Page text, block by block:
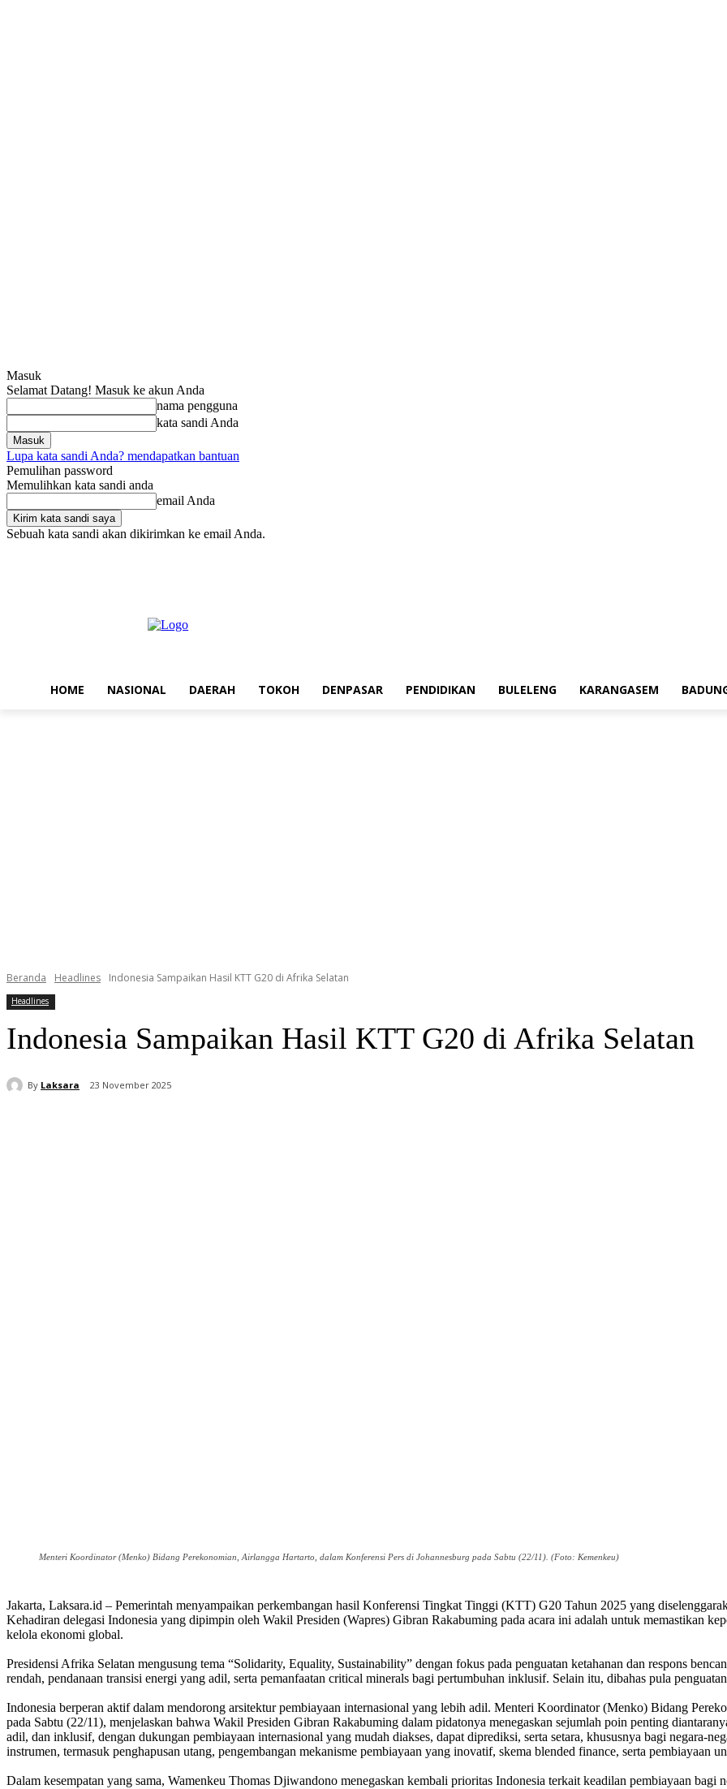
Masuk
Selamat Datang! Masuk ke akun Anda
nama pengguna
kata sandi Anda
Lupa kata sandi Anda? mendapatkan bantuan
Pemulihan password
Memulihkan kata sandi anda
email Anda
Sebuah kata sandi akan dikirimkan ke email Anda.
HOME NASIONAL DAERAH TOKOH DENPASAR PENDIDIKAN BULELENG KARANGASEM
Beranda Headlines Indonesia Sampaikan Hasil KTT G20 di Afrika Selatan
Headlines
Indonesia Sampaikan Hasil KTT G20 di Afrika Selatan
By Laksara 23 November 2025
Menteri Koordinator (Menko) Bidang Perekonomian, Airlangga Hartarto, dalam Konferensi Pers di Johannesburg pada Sabtu (22/11). (Foto: Kemenkeu)
Jakarta, Laksara.id – Pemerintah menyampaikan perkembangan hasil Konferensi Tingkat Tinggi (KTT) G20 Tahun 2025 yang
Kehadiran delegasi Indonesia yang dipimpin oleh Wakil Presiden (Wapres) Gibran Rakabuming pada acara ini adalah untuk memastikan
kelola ekonomi global.
Presidensi Afrika Selatan mengusung tema “Solidarity, Equality, Sustainability” dengan fokus pada penguatan ketahanan dan respons
rendah, pendanaan transisi energi yang adil, serta pemanfaatan critical minerals bagi pertumbuhan inklusif. Selain itu, dibahas pula
Indonesia berperan aktif dalam mendorong arsitektur pembiayaan internasional yang lebih adil. Menteri Koordinator (Menko) Bidang
pada Sabtu (22/11), menjelaskan bahwa Wakil Presiden Gibran Rakabuming dalam pidatonya menegaskan sejumlah poin penting
adil, dan inklusif, dengan dukungan pembiayaan internasional yang mudah diakses, dapat diprediksi, serta setara, khususnya bagi negara-
instrumen, termasuk penghapusan utang, pengembangan mekanisme pembiayaan yang inovatif, skema blended finance, serta pembiayaan
Dalam kesempatan yang sama, Wamenkeu Thomas Djiwandono menegaskan kembali prioritas Indonesia terkait keadilan pembiayaan bagi